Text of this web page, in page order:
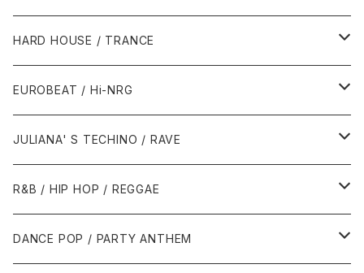
1980年代
1987年・以前
1988年
1990年代
1990年
1991年
2000年代
2000年
2001年
2010年代
2010年
HARD HOUSE / TRANCE
1990年代
1994年・以前
1995年
2000年代
2000年
2001年
EUROBEAT / Hi-NRG
1980年代
1986年・以前
1987年
1990年代
1990年
2000年代
JULIANA' S TECHINO / RAVE
1990年代
1990年
2000年代
R&B / HIP HOP / REGGAE
1980年代
DANCE POP / PARTY ANTHEM